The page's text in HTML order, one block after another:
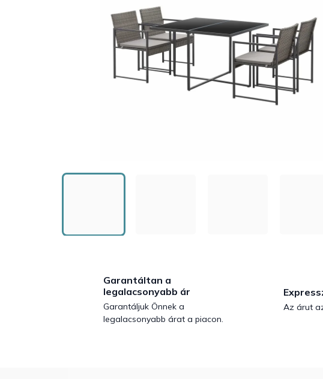
Garantáltan a
legalacsonyabb ár
Garantáljuk Önnek a
legalacsonyabb árat a piacon.
Az árut